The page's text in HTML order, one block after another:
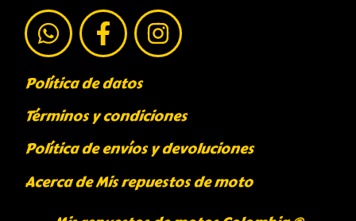
Política de datos
Términos y condiciones
Política de envíos y devoluciones
Acerca de Mis repuestos de moto